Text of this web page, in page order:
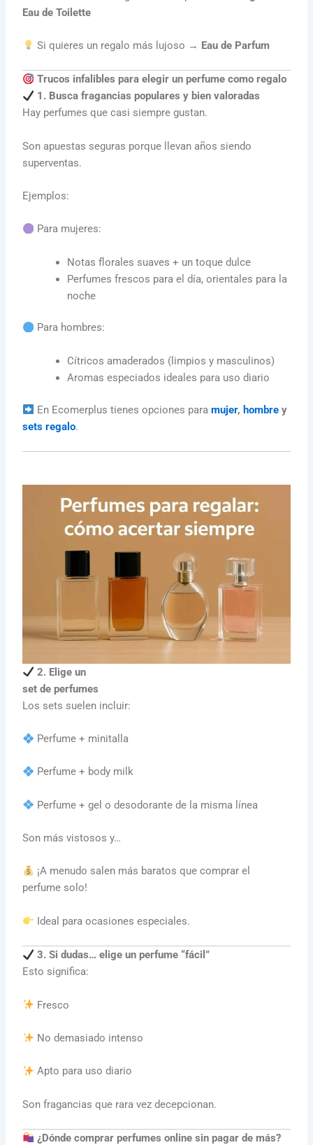
Eau de Toilette
Si quieres un regalo más lujoso → Eau de Parfum
Trucos infalibles para elegir un perfume como regalo
1. Busca fragancias populares y bien valoradas
Hay perfumes que casi siempre gustan.
Son apuestas seguras porque llevan años siendo
superventas.
Ejemplos:
Para mujeres:
Notas florales suaves + un toque dulce
Perfumes frescos para el día, orientales para la
noche
Para hombres:
Cítricos amaderados (limpios y masculinos)
Aromas especiados ideales para uso diario
En Ecomerplus tienes opciones paramujer, hombre y
sets regalo.
2. Elige un
set de perfumes
Los sets suelen incluir:
Perfume + minitalla
Perfume + body milk
Perfume + gel o desodorante de la misma línea
Son más vistosos y…
¡A menudo salen más baratos que comprar el
perfume solo!
Ideal para ocasiones especiales.
3. Si dudas… elige un perfume “fácil”
Esto significa:
Fresco
No demasiado intenso
Apto para uso diario
Son fragancias que rara vez decepcionan.
¿Dónde comprar perfumes online sin pagar de más?